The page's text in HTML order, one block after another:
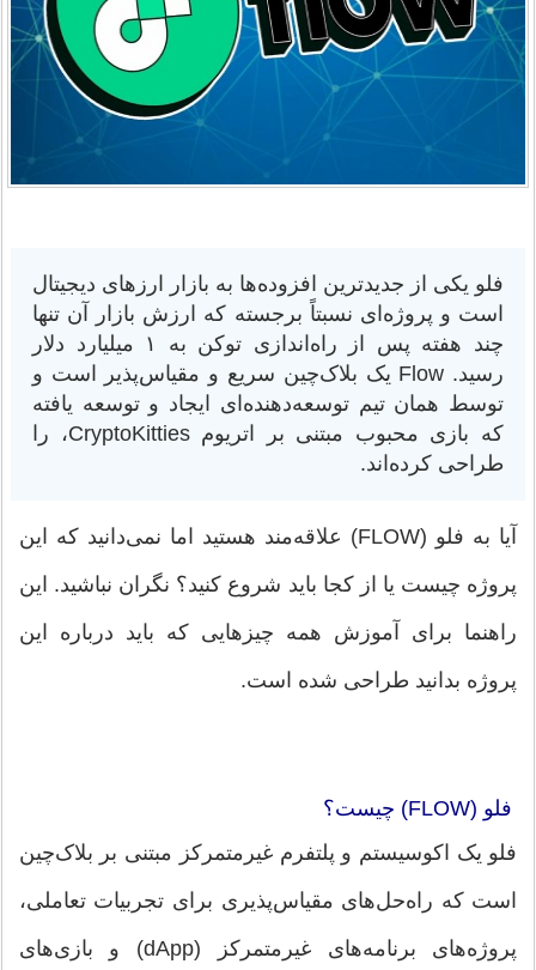
فلو یکی از جدیدترین افزوده‌ها به بازار ارزهای دیجیتال
است و پروژه‌ای نسبتاً برجسته که ارزش بازار آن تنها
چند هفته پس از راه‌اندازی توکن به ۱ میلیارد دلار
رسید. Flow یک بلاک‌چین سریع و مقیاس‌پذیر است و
توسط همان تیم توسعه‌دهنده‌ای ایجاد و توسعه یافته
که بازی محبوب مبتنی بر اتریوم CryptoKitties، را
طراحی کرده‌اند.
آیا به فلو (FLOW) علاقه‌مند هستید اما نمی‌دانید که این
پروژه چیست یا از کجا باید شروع کنید؟ نگران نباشید. این
راهنما برای آموزش همه چیزهایی که باید درباره این
پروژه بدانید طراحی شده است.
فلو (FLOW) چیست؟
فلو یک اکوسیستم و پلتفرم غیرمتمرکز مبتنی بر بلاک‌چین
است که راه‌حل‌های مقیاس‌پذیری برای تجربیات تعاملی،
پروژه‌های برنامه‌های غیرمتمرکز (dApp) و بازی‌های